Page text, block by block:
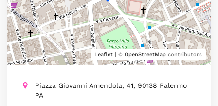
Leaflet | © OpenStreetMap contributors
Piazza Giovanni Amendola, 41, 90138 Palermo
PA